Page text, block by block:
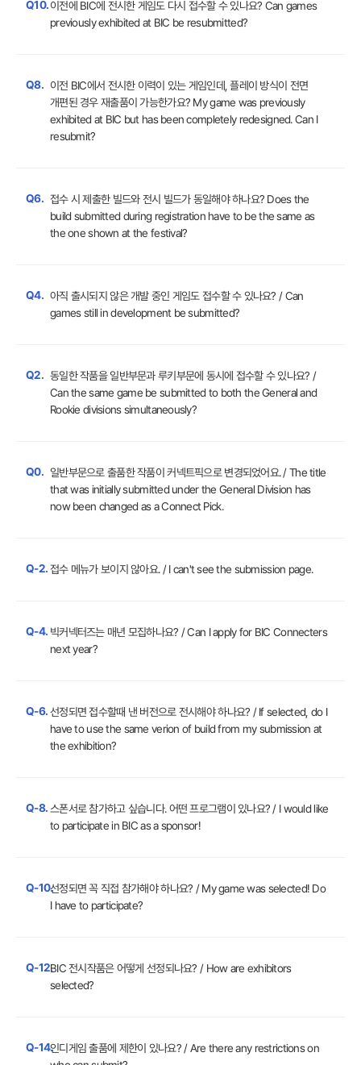
Q10.이전에 BIC에 전시한 게임도 다시 접수할 수 있나요? Can games
previously exhibited at BIC be resubmitted?
Q8. 이전 BIC에서 전시한 이력이 있는 게임인데, 플레이 방식이 전면
개편된 경우 재출품이 가능한가요? My game was previously
exhibited at BIC but has been completely redesigned. Can I
resubmit?
Q6. 접수 시 제출한 빌드와 전시 빌드가 동일해야 하나요? Does the
build submitted during registration have to be the same as
the one shown at the festival?
Q4. 아직 출시되지 않은 개발 중인 게임도 접수할 수 있나요? / Can
games still in development be submitted?
Q2. 동일한 작품을 일반부문과 루키부문에 동시에 접수할 수 있나요? /
Can the same game be submitted to both the General and
Rookie divisions simultaneously?
Q0. 일반부문으로 출품한 작품이 커넥트픽으로 변경되었어요. / The title
that was initially submitted under the General Division has
now been changed as a Connect Pick.
Q-2.접수 메뉴가 보이지 않아요. / I can't see the submission page.
Q-4. 빅커넥터즈는 매년 모집하나요? / Can I apply for BIC Connecters
next year?
Q-6.선정되면 접수할때 낸 버전으로 전시해야 하나요? / If selected, do I
have to use the same verion of build from my submission at
the exhibition?
Q-8.스폰서로 참가하고 싶습니다. 어떤 프로그램이 있나요? / I would like
to participate in BIC as a sponsor!
Q-10.선정되면 꼭 직접 참가해야 하나요? / My game was selected! Do
I have to participate?
Q-12.BIC 전시작품은 어떻게 선정되나요? / How are exhibitors
selected?
Q-14.인디게임 출품에 제한이 있나요? / Are there any restrictions on